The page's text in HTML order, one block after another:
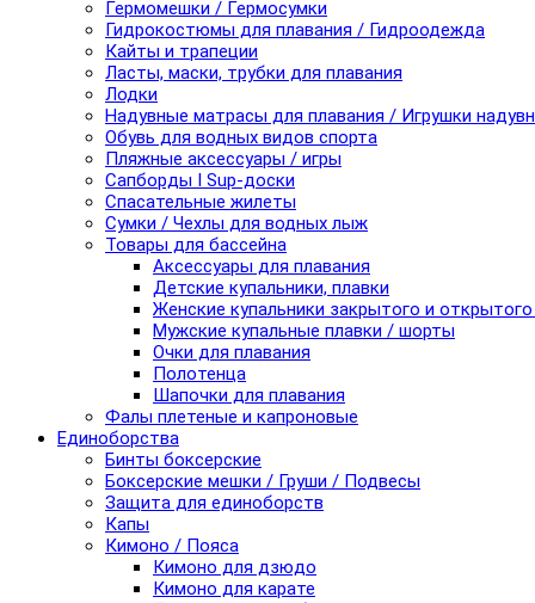
Гермомешки / Гермосумки
Гидрокостюмы для плавания / Гидроодежда
Кайты и трапеции
Ласты, маски, трубки для плавания
Лодки
Надувные матрасы для плавания / Игрушки
Обувь для водных видов спорта
Пляжные аксессуары / игры
Сапборды I Sup-доски
Спасательные жилеты
Сумки / Чехлы для водных лыж
Товары для бассейна
Аксессуары для плавания
Детские купальники, плавки
Женские купальники закрытого и
Мужские купальные плавки / шорты
Очки для плавания
Полотенца
Шапочки для плавания
Фалы плетеные и капроновые
Единоборства
Бинты боксерские
Боксерские мешки / Груши / Подвесы
Защита для единоборств
Капы
Кимоно / Пояса
Кимоно для дзюдо
Кимоно для карате